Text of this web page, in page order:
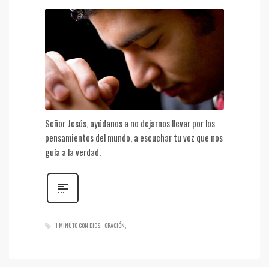
Señor Jesús, ayúdanos a no dejarnos llevar por los
pensamientos del mundo, a escuchar tu voz que nos
guía a la verdad.
1 MINUTO CON DIOS ORACIÓN